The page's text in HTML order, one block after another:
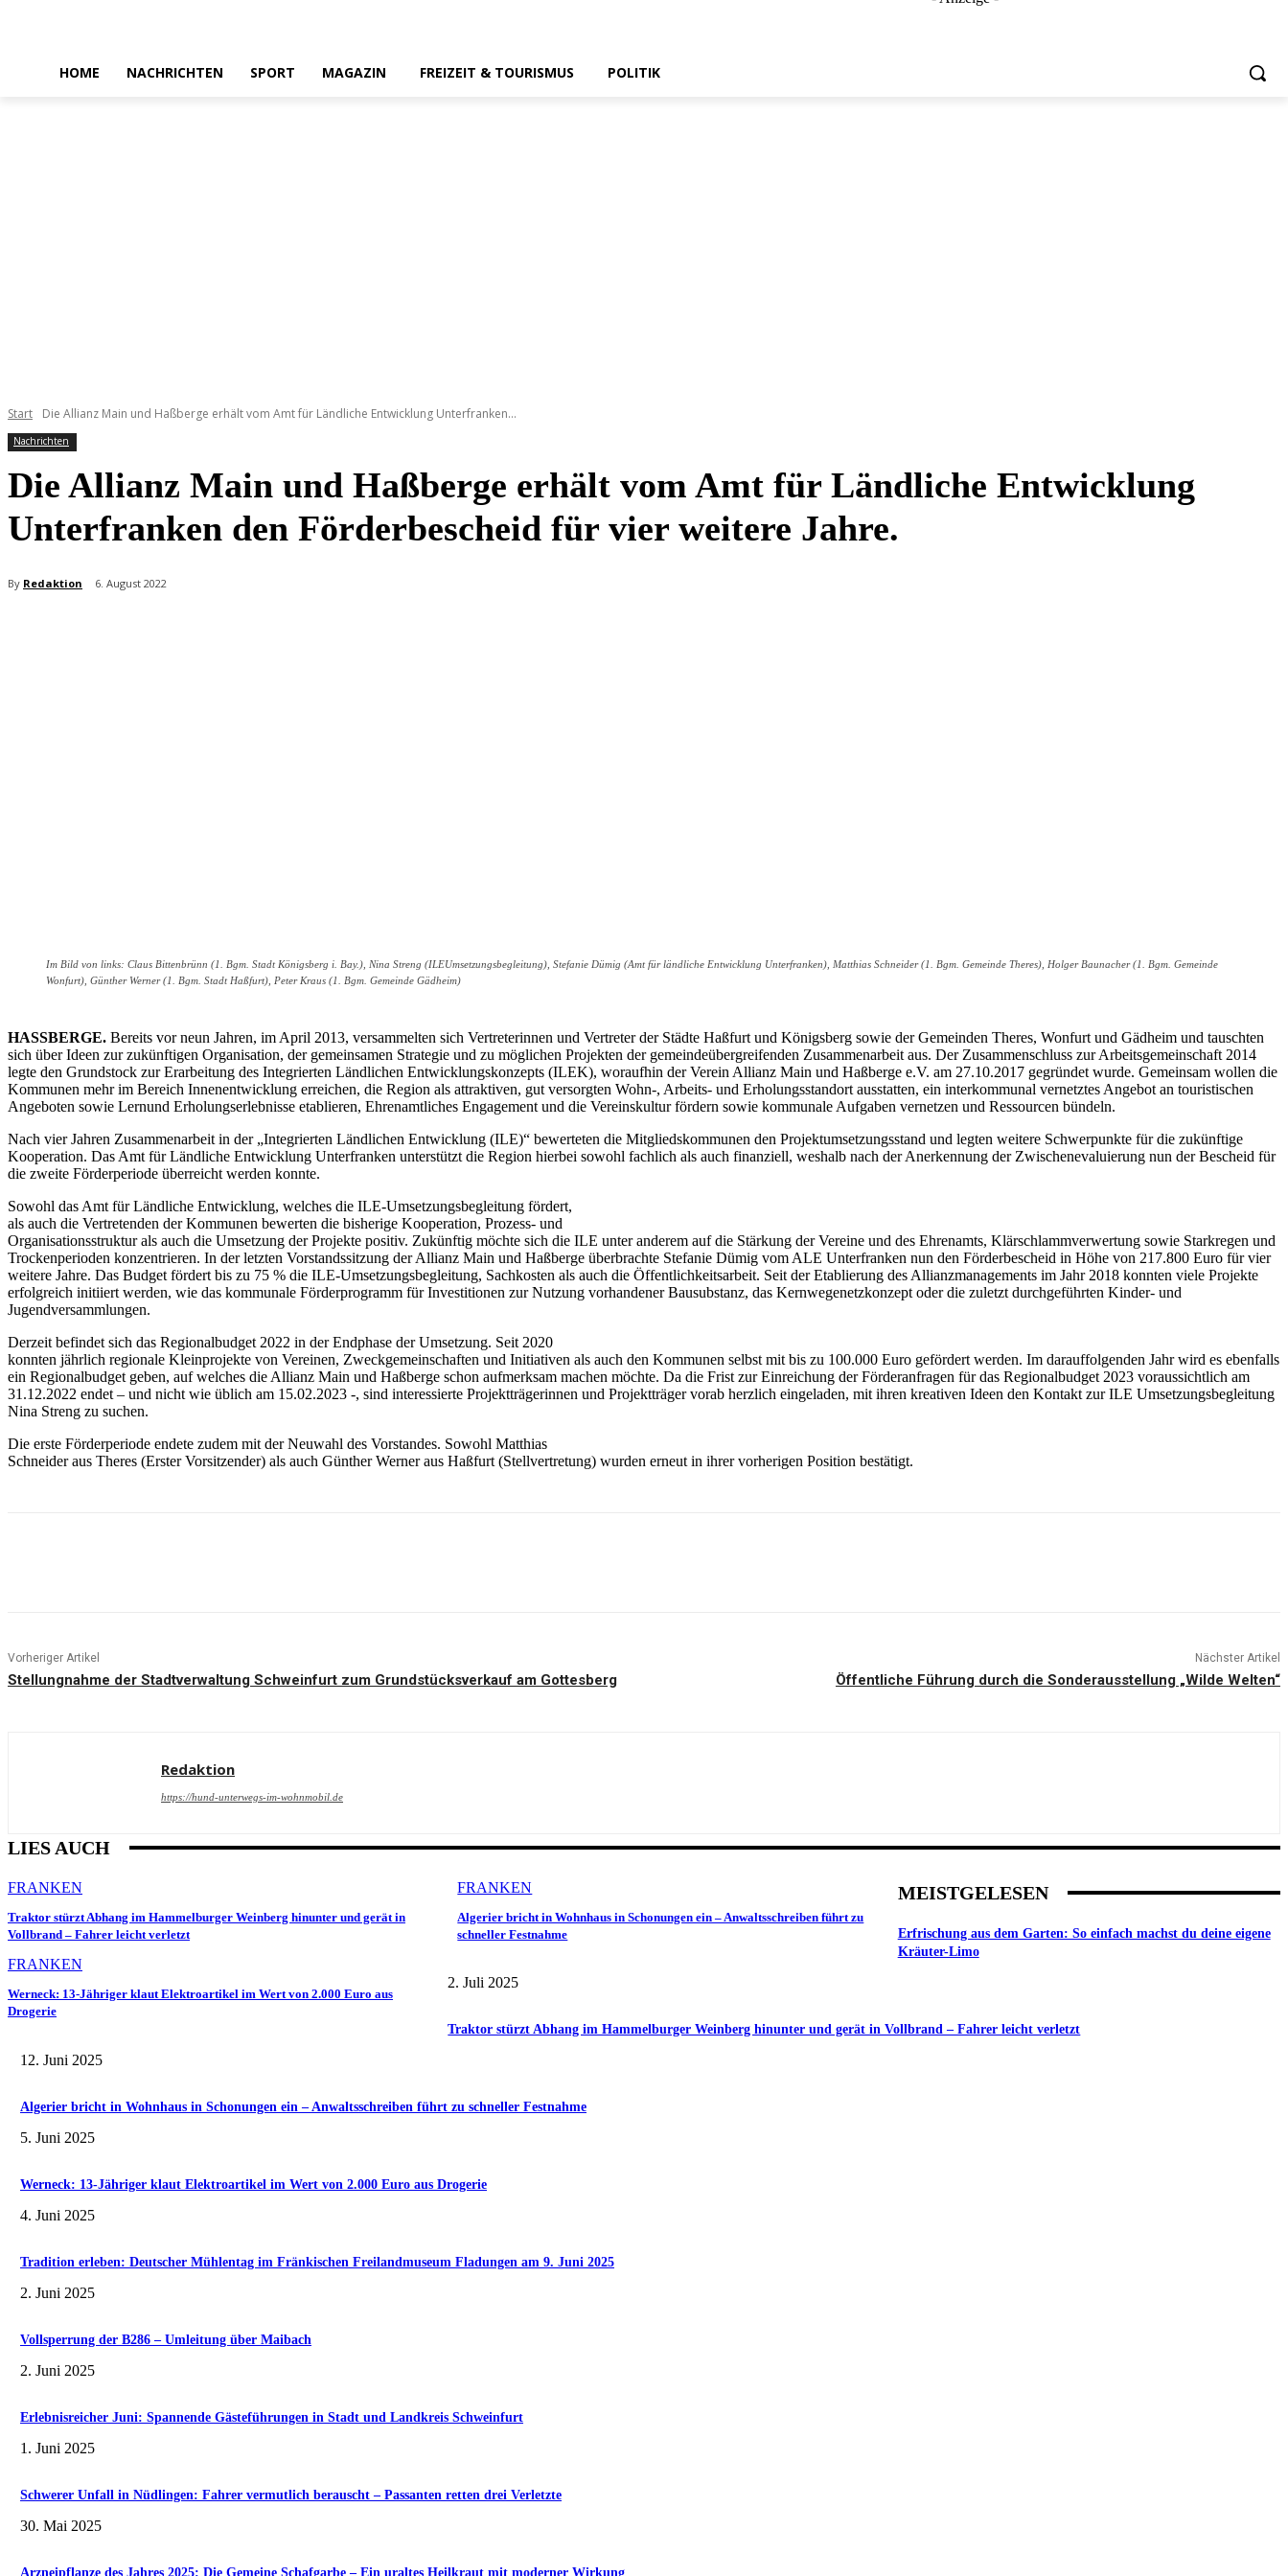
HOME NACHRICHTEN SPORT MAGAZIN FREIZEIT & TOURISMUS POLITIK
Start Die Allianz Main und Haßberge erhält vom Amt für Ländliche Entwicklung Unterfranken...
Nachrichten
Die Allianz Main und Haßberge erhält vom Amt für Ländliche Entwicklung
Unterfranken den Förderbescheid für vier weitere Jahre.
By Redaktion 6. August 2022
Im Bild von links: Claus Bittenbrünn (1. Bgm. Stadt Königsberg i. Bay.), Nina Streng (ILEUmsetzungsbegleitung), Stefanie Dümig (Amt für ländliche Entwicklung Unterfranken), Matthias Schneider (1. Bgm. Gemeinde Theres), Holger Baunacher (1. Bgm. Gemeinde
Wonfurt), Günther Werner (1. Bgm. Stadt Haßfurt), Peter Kraus (1. Bgm. Gemeinde Gädheim)
HASSBERGE. Bereits vor neun Jahren, im April 2013, versammelten sich Vertreterinnen und Vertreter der Städte Haßfurt und Königsberg sowie der Gemeinden Theres, Wonfurt und Gädheim und tauschten
sich über Ideen zur zukünftigen Organisation, der gemeinsamen Strategie und zu möglichen Projekten der gemeindeübergreifenden Zusammenarbeit aus. Der Zusammenschluss zur Arbeitsgemeinschaft 2014
legte den Grundstock zur Erarbeitung des Integrierten Ländlichen Entwicklungskonzepts (ILEK), woraufhin der Verein Allianz Main und Haßberge e.V. am 27.10.2017 gegründet wurde. Gemeinsam wollen die
Kommunen mehr im Bereich Innenentwicklung erreichen, die Region als attraktiven, gut versorgten Wohn-, Arbeits- und Erholungsstandort ausstatten, ein interkommunal vernetztes Angebot an touristischen
Angeboten sowie Lernund Erholungserlebnisse etablieren, Ehrenamtliches Engagement und die Vereinskultur fördern sowie kommunale Aufgaben vernetzen und Ressourcen bündeln.
Nach vier Jahren Zusammenarbeit in der „Integrierten Ländlichen Entwicklung (ILE)“ bewerteten die Mitgliedskommunen den Projektumsetzungsstand und legten weitere Schwerpunkte für die zukünftige
Kooperation. Das Amt für Ländliche Entwicklung Unterfranken unterstützt die Region hierbei sowohl fachlich als auch finanziell, weshalb nach der Anerkennung der Zwischenevaluierung nun der Bescheid für
die zweite Förderperiode überreicht werden konnte.
Sowohl das Amt für Ländliche Entwicklung, welches die ILE-Umsetzungsbegleitung fördert,
als auch die Vertretenden der Kommunen bewerten die bisherige Kooperation, Prozess- und
Organisationsstruktur als auch die Umsetzung der Projekte positiv. Zukünftig möchte sich die ILE unter anderem auf die Stärkung der Vereine und des Ehrenamts, Klärschlammverwertung sowie Starkregen und
Trockenperioden konzentrieren. In der letzten Vorstandssitzung der Allianz Main und Haßberge überbrachte Stefanie Dümig vom ALE Unterfranken nun den Förderbescheid in Höhe von 217.800 Euro für vier
weitere Jahre. Das Budget fördert bis zu 75 % die ILE-Umsetzungsbegleitung, Sachkosten als auch die Öffentlichkeitsarbeit. Seit der Etablierung des Allianzmanagements im Jahr 2018 konnten viele Projekte
erfolgreich initiiert werden, wie das kommunale Förderprogramm für Investitionen zur Nutzung vorhandener Bausubstanz, das Kernwegenetzkonzept oder die zuletzt durchgeführten Kinder- und
Jugendversammlungen.
Derzeit befindet sich das Regionalbudget 2022 in der Endphase der Umsetzung. Seit 2020
konnten jährlich regionale Kleinprojekte von Vereinen, Zweckgemeinschaften und Initiativen als auch den Kommunen selbst mit bis zu 100.000 Euro gefördert werden. Im darauffolgenden Jahr wird es ebenfalls
ein Regionalbudget geben, auf welches die Allianz Main und Haßberge schon aufmerksam machen möchte. Da die Frist zur Einreichung der Förderanfragen für das Regionalbudget 2023 voraussichtlich am
31.12.2022 endet – und nicht wie üblich am 15.02.2023 -, sind interessierte Projektträgerinnen und Projektträger vorab herzlich eingeladen, mit ihren kreativen Ideen den Kontakt zur ILE Umsetzungsbegleitung
Nina Streng zu suchen.
Die erste Förderperiode endete zudem mit der Neuwahl des Vorstandes. Sowohl Matthias
Schneider aus Theres (Erster Vorsitzender) als auch Günther Werner aus Haßfurt (Stellvertretung) wurden erneut in ihrer vorherigen Position bestätigt.
Vorheriger Artikel
Stellungnahme der Stadtverwaltung Schweinfurt zum Grundstücksverkauf am Gottesberg
Nächster Artikel
Öffentliche Führung durch die Sonderausstellung „Wilde Welten“
Redaktion
https://hund-unterwegs-im-wohnmobil.de
LIES AUCH
FRANKEN
Traktor stürzt Abhang im Hammelburger Weinberg hinunter und gerät in
Vollbrand – Fahrer leicht verletzt
FRANKEN
Algerier bricht in Wohnhaus in Schonungen ein – Anwaltsschreiben führt zu
schneller Festnahme
FRANKEN
Werneck: 13-Jähriger klaut Elektroartikel im Wert von 2.000 Euro aus
Drogerie
MEISTGELESEN
Erfrischung aus dem Garten: So einfach machst du deine eigene
Kräuter-Limo
2. Juli 2025
Traktor stürzt Abhang im Hammelburger Weinberg hinunter und gerät in Vollbrand – Fahrer leicht verletzt
12. Juni 2025
Algerier bricht in Wohnhaus in Schonungen ein – Anwaltsschreiben führt zu schneller Festnahme
5. Juni 2025
Werneck: 13-Jähriger klaut Elektroartikel im Wert von 2.000 Euro aus Drogerie
4. Juni 2025
Tradition erleben: Deutscher Mühlentag im Fränkischen Freilandmuseum Fladungen am 9. Juni 2025
2. Juni 2025
Vollsperrung der B286 – Umleitung über Maibach
2. Juni 2025
Erlebnisreicher Juni: Spannende Gästeführungen in Stadt und Landkreis Schweinfurt
1. Juni 2025
Schwerer Unfall in Nüdlingen: Fahrer vermutlich berauscht – Passanten retten drei Verletzte
30. Mai 2025
Arzneipflanze des Jahres 2025: Die Gemeine Schafgarbe – Ein uraltes Heilkraut mit moderner Wirkung